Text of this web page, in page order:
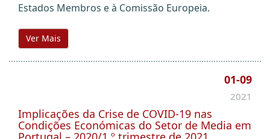
Estados Membros e à Comissão Europeia.
Ver Mais
01-09
2021
Implicações da Crise de COVID-19 nas
Condições Económicas do Setor de Media em